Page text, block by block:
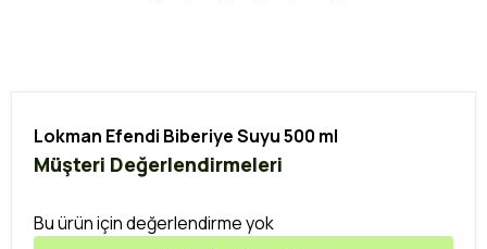
Lokman Efendi Biberiye Suyu 500 ml
Müşteri Değerlendirmeleri
Bu ürün için değerlendirme yok